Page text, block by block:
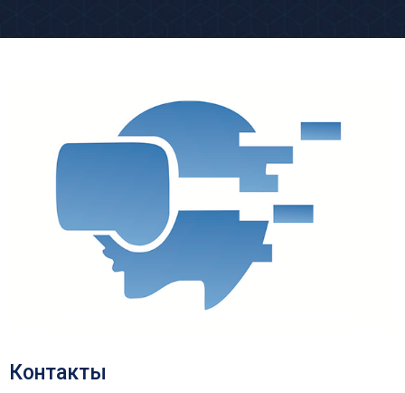
Контакты